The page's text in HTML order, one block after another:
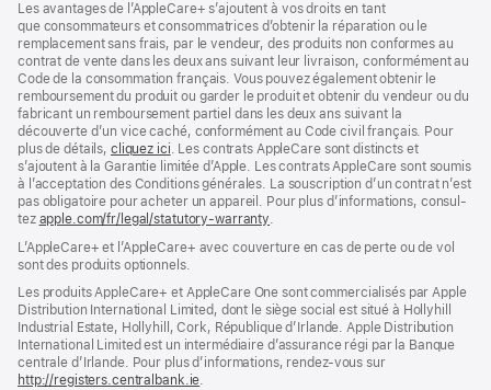
Les avan­tages de l’AppleCare+ s’ajoutent à vos droits en tant
que consommateurs et consommatrices d’obtenir la réparation ou le
rempla­cement sans frais, par le vendeur, des pro­duits non conformes au
contrat de vente dans les deux ans suivant leur livraison, conformément au
Code de la consom­mation français. Vous pouvez égale­ment obtenir le
rembour­sement du produit ou garder le produit et obtenir du vendeur ou du
fabricant un rembour­sement partiel dans les deux ans suivant la
découverte d’un vice caché, conformément au Code civil français. Pour
plus de détails, cliquez ici(s’ouvre
dans
une
nouvelle
fenêtre)
. Les contrats AppleCare sont distincts et
s’ajoutent à la Garantie limitée d’Apple. Les contrats AppleCare sont soumis
à l’acceptation des Conditions générales. La souscription d’un contrat n’est
pas obligatoire pour acheter un appa­reil. Pour plus d’infor­mations, consul­
tez apple.com/fr/legal/statutory-warranty(s’ouvre
une
fenêtre)
.
L’AppleCare+ et l’AppleCare+ avec couver­ture en cas de perte ou de vol
sont des pro­duits optionnels.
Les produits AppleCare+ et AppleCare One sont commercialisés par Apple
Distribution International Limited, dont le siège social est situé à Hollyhill
Industrial Estate, Hollyhill, Cork, République d’Irlande. Apple Distribution
International Limited est un intermédiaire d’assurance régi par la Banque
centrale d’Irlande. Pour plus d’informations, rendez-vous sur
http://registers.centralbank.ie(s’ouvre
.